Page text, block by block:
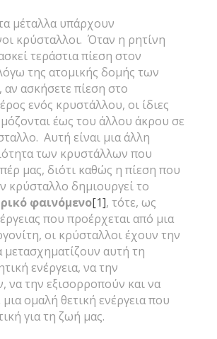
μέταλλα υπάρχουν
κρύσταλλοι. Όταν η ρητίνη
τεράστια πίεση στον
της ατομικής δομής των
ασκήσετε πίεση στο
ενός κρυστάλλου, οι ίδιες
έως του άλλου άκρου σε
Αυτή είναι μια άλλη
των κρυστάλλων που
μας, διότι καθώς η πίεση που
κρύσταλλο δημιουργεί το
φαινόμενο[1], τότε, ως
που προέρχεται από μια
οι κρύσταλλοι έχουν την
μετασχηματίζουν αυτή τη
ενέργεια, να την
να την εξισορροπούν και να
μια ομαλή θετική ενέργεια που
για τη ζωή μας.